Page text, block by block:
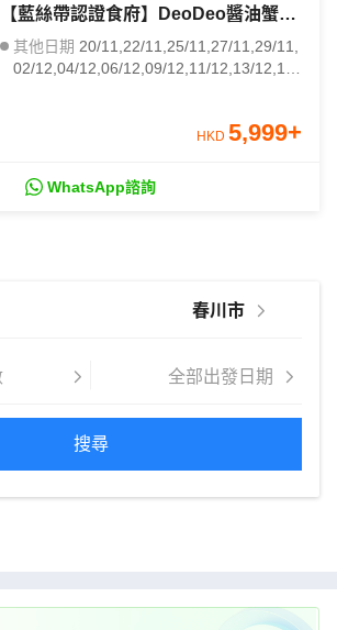
【藍絲帶認證食府】DeoDeo醬油蟹放
題 ※華蓋山單軌車+天空步道展望台、
大龍市場、坡州山葡萄農園、尺山天然
其他日期 20/11,22/11,25/11,27/11,29/11,
02/12,04/12,06/12,09/12,11/12,13/12,16/
HKD 5,999+
WhatsApp諮詢
搜尋